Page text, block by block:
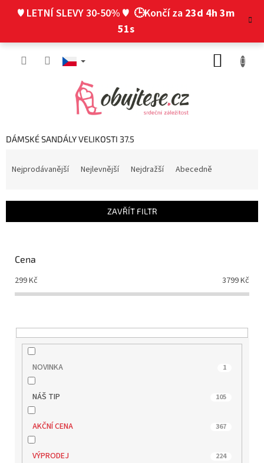
♥ LETNÍ SLEVY 30-50% ♥ 🕒Končí za 23d 4h 3m
50s
DÁMSKÉ SANDÁLY VELIKOSTI 37.5
í
Nejprodávanější Nejlevnější Nejdražší Abecedně
ZAVŘÍT FILTR
Cena
299Kč 3799Kč
NOVINKA 1
NÁŠ TIP 105
AKČNÍ CENA 367
VÝPRODEJ 224